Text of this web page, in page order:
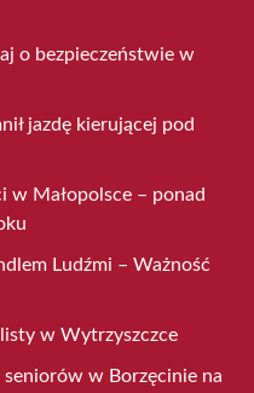
o bezpieczeństwie w
jazdę kierującej pod
w Małopolsce – ponad
Ludźmi – Ważność
w Wytrzyszczce
w Borzęcinie na